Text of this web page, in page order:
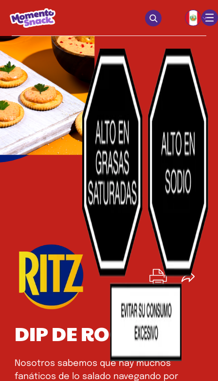
DIP DE ROCOTO
Nosotros sabemos que hay muchos
fanáticos de lo salado navegando por